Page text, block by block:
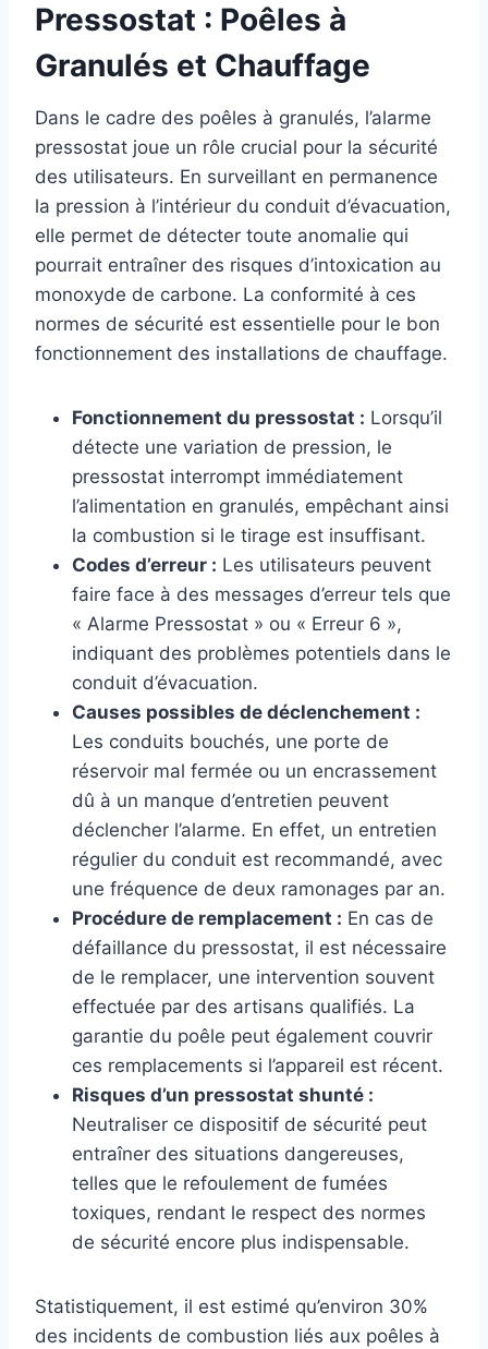
Pressostat : Poêles à
Granulés et Chauffage
Dans le cadre des poêles à granulés, l’alarme
pressostat joue un rôle crucial pour la sécurité
des utilisateurs. En surveillant en permanence
la pression à l’intérieur du conduit d’évacuation,
elle permet de détecter toute anomalie qui
pourrait entraîner des risques d’intoxication au
monoxyde de carbone. La conformité à ces
normes de sécurité est essentielle pour le bon
fonctionnement des installations de chauffage.
Fonctionnement du pressostat : Lorsqu’il
détecte une variation de pression, le
pressostat interrompt immédiatement
l’alimentation en granulés, empêchant ainsi
la combustion si le tirage est insuffisant.
Codes d’erreur : Les utilisateurs peuvent
faire face à des messages d’erreur tels que
« Alarme Pressostat » ou « Erreur 6 »,
indiquant des problèmes potentiels dans le
conduit d’évacuation.
Causes possibles de déclenchement :
Les conduits bouchés, une porte de
réservoir mal fermée ou un encrassement
dû à un manque d’entretien peuvent
déclencher l’alarme. En effet, un entretien
régulier du conduit est recommandé, avec
une fréquence de deux ramonages par an.
Procédure de remplacement : En cas de
défaillance du pressostat, il est nécessaire
de le remplacer, une intervention souvent
effectuée par des artisans qualifiés. La
garantie du poêle peut également couvrir
ces remplacements si l’appareil est récent.
Risques d’un pressostat shunté :
Neutraliser ce dispositif de sécurité peut
entraîner des situations dangereuses,
telles que le refoulement de fumées
toxiques, rendant le respect des normes
de sécurité encore plus indispensable.
Statistiquement, il est estimé qu’environ 30%
des incidents de combustion liés aux poêles à